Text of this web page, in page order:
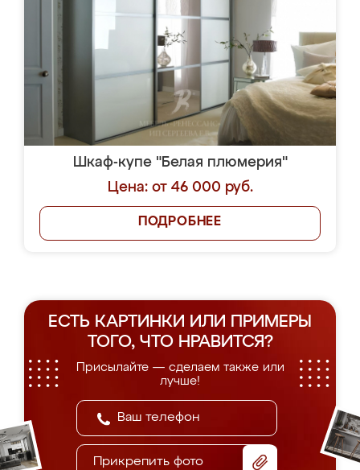
Шкаф-купе "Белая плюмерия"
Цена: от 46 000 руб.
ПОДРОБНЕЕ
ЕСТЬ КАРТИНКИ ИЛИ ПРИМЕРЫ
ТОГО, ЧТО НРАВИТСЯ?
Присылайте — сделаем также или
лучше!
Прикрепить фото